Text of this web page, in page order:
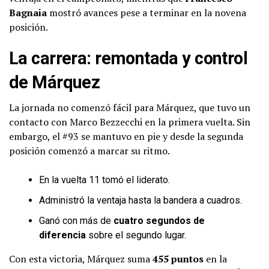
Bagnaia mostró avances pese a terminar en la novena
posición.
La carrera: remontada y control
de Márquez
La jornada no comenzó fácil para Márquez, que tuvo un
contacto con Marco Bezzecchi en la primera vuelta. Sin
embargo, el #93 se mantuvo en pie y desde la segunda
posición comenzó a marcar su ritmo.
En la vuelta 11 tomó el liderato.
Administró la ventaja hasta la bandera a cuadros.
Ganó con más de cuatro segundos de
diferencia sobre el segundo lugar.
Con esta victoria, Márquez suma455 puntos en la